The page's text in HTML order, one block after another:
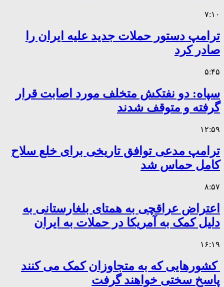
۷:۱۰
ترامپ دستور حملات جدید علیه ایران را
صادر کرد
۵:۴۵
سپاه: دو نفتکش متخلف مورد اصابت قرار
گرفته و متوقف شدند
۱۲:۵۹
ترامپ مدعی توافق تاریخی برای خلع سلاح
کامل حماس شد
۸:۵۷
اعتراض عراقچی به همتای بلغارستانی به
دلیل کمک به آمریکا در حملات به ایران
۱۶:۱۹
کشورهایی که به متجاوزان کمک می کنند
پاسخ سختی خواهند گرفت